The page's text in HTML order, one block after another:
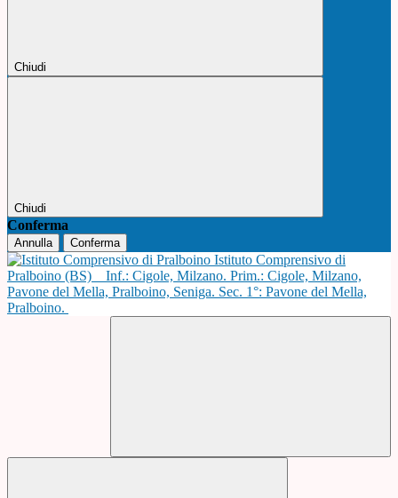
Chiudi
Chiudi
Conferma
Annulla Conferma
Istituto Comprensivo di
Pralboino (BS)
Inf.: Cigole, Milzano. Prim.: Cigole, Milzano,
Pavone del Mella, Pralboino, Seniga. Sec. 1°: Pavone del Mella,
Pralboino.